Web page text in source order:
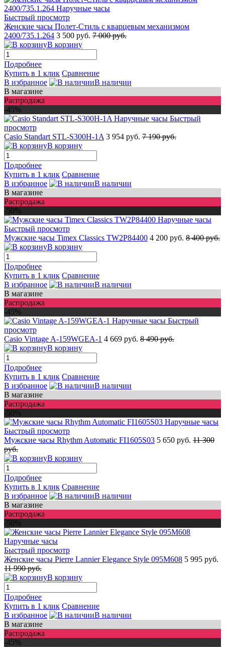
Быстрый просмотр
Женские часы Полет-Стиль с кварцевым механизмом
2400/735.1.264 3 500 руб. 7 000 руб.
В корзину
Подробнее
Купить в 1 клик Сравнение
В избранное
В наличии
В магазине
Распродажа
-45%
Быстрый
просмотр
Casio Standart STL-S300H-1A 3 954 руб. 7 190 руб.
В корзину
Подробнее
Купить в 1 клик Сравнение
В избранное
В наличии
В магазине
Распродажа
-50%
Быстрый просмотр
Мужские часы Timex Classics TW2P84400 4 200 руб. 8 400 руб.
В корзину
Подробнее
Купить в 1 клик Сравнение
В избранное
В наличии
В магазине
Распродажа
-45%
Быстрый
просмотр
Casio Vintage A-159WGEA-1 4 669 руб. 8 490 руб.
В корзину
Подробнее
Купить в 1 клик Сравнение
В избранное
В наличии
В магазине
Распродажа
-50%
Быстрый просмотр
Мужские часы Rhythm Automatic FI1605S03 5 650 руб. 11 300
руб.
В корзину
Подробнее
Купить в 1 клик Сравнение
В избранное
В наличии
В магазине
Распродажа
-50%
Быстрый просмотр
Женские часы Pierre Lannier Elegance Style 095M608 5 995 руб.
11 990 руб.
В корзину
Подробнее
Купить в 1 клик Сравнение
В избранное
В наличии
В магазине
Распродажа
-45%